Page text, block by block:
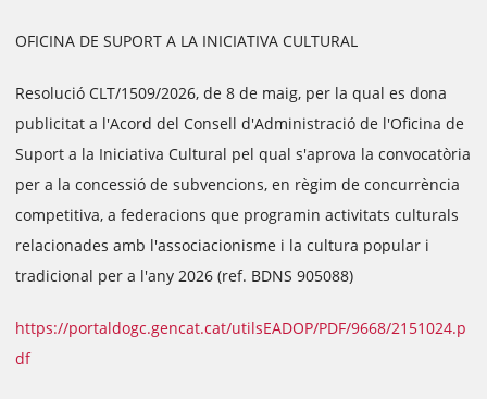
OFICINA DE SUPORT A LA INICIATIVA CULTURAL
Resolució CLT/1509/2026, de 8 de maig, per la qual es dona
publicitat a l'Acord del Consell d'Administració de l'Oficina de
Suport a la Iniciativa Cultural pel qual s'aprova la convocatòria
per a la concessió de subvencions, en règim de concurrència
competitiva, a federacions que programin activitats culturals
relacionades amb l'associacionisme i la cultura popular i
tradicional per a l'any 2026 (ref. BDNS 905088)
https://portaldogc.gencat.cat/utilsEADOP/PDF/9668/2151024.p
df